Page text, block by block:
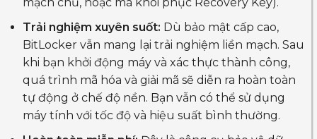
mạch chủ, hoặc mã khôi phục Recovery Key).
Trải nghiệm xuyên suốt: Dù bảo mật cấp cao,
BitLocker vẫn mang lại trải nghiệm liền mạch. Sau
khi bạn khởi động máy và xác thực thành công,
quá trình mã hóa và giải mã sẽ diễn ra hoàn toàn
tự động ở chế độ nền. Bạn vẫn có thể sử dụng
máy tính với tốc độ và hiệu suất bình thường.